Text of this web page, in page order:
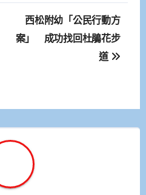
西松附幼「公民行動方
案」 成功找回杜鵑花步
道